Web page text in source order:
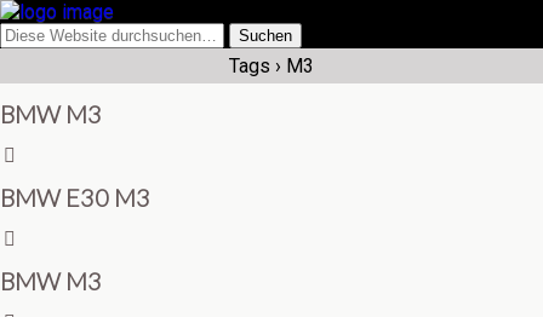
Tags › M3
BMW M3
BMW E30 M3
BMW M3